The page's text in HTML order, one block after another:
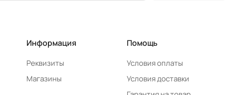
Информация
Реквизиты
Магазины
Помощь
Условия оплаты
Условия доставки